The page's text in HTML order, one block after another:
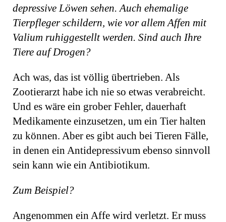
depressive Löwen sehen. Auch ehemalige
Tierpfleger schildern, wie vor allem Affen mit
Valium ruhiggestellt werden. Sind auch Ihre
Tiere auf Drogen?
Ach was, das ist völlig übertrieben. Als
Zootierarzt habe ich nie so etwas verabreicht.
Und es wäre ein grober Fehler, dauerhaft
Medikamente einzusetzen, um ein Tier halten
zu können. Aber es gibt auch bei Tieren Fälle,
in denen ein Antidepressivum ebenso sinnvoll
sein kann wie ein Antibiotikum.
Zum Beispiel?
Angenommen ein Affe wird verletzt. Er muss